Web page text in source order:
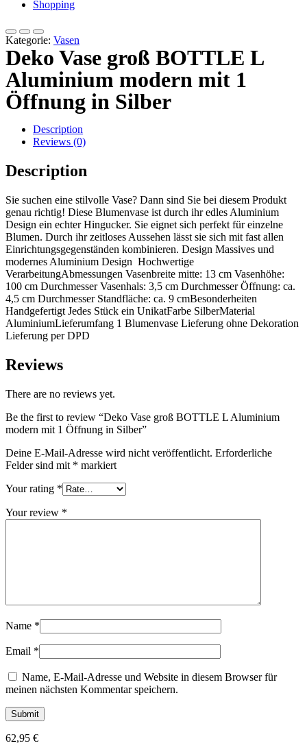
Shopping
Kategorie: Vasen
Deko Vase groß BOTTLE L
Aluminium modern mit 1
Öffnung in Silber
Description
Reviews (0)
Description
Sie suchen eine stilvolle Vase? Dann sind Sie bei diesem Produkt
genau richtig! Diese Blumenvase ist durch ihr edles Aluminium
Design ein echter Hingucker. Sie eignet sich perfekt für einzelne
Blumen. Durch ihr zeitloses Aussehen lässt sie sich mit fast allen
Einrichtungsgegenständen kombinieren. Design Massives und
modernes Aluminium Design Hochwertige
VerarbeitungAbmessungen Vasenbreite mitte: 13 cm Vasenhöhe:
100 cm Durchmesser Vasenhals: 3,5 cm Durchmesser Öffnung: ca.
4,5 cm Durchmesser Standfläche: ca. 9 cmBesonderheiten
Handgefertigt Jedes Stück ein UnikatFarbe SilberMaterial
AluminiumLieferumfang 1 Blumenvase Lieferung ohne Dekoration
Lieferung per DPD
Reviews
There are no reviews yet.
Be the first to review “Deko Vase groß BOTTLE L Aluminium
modern mit 1 Öffnung in Silber”
Deine E-Mail-Adresse wird nicht veröffentlicht. Erforderliche
Felder sind mit * markiert
Your rating *
Your review *
Name *
Email *
Name, E-Mail-Adresse und Website in diesem Browser für
meinen nächsten Kommentar speichern.
62,95 €